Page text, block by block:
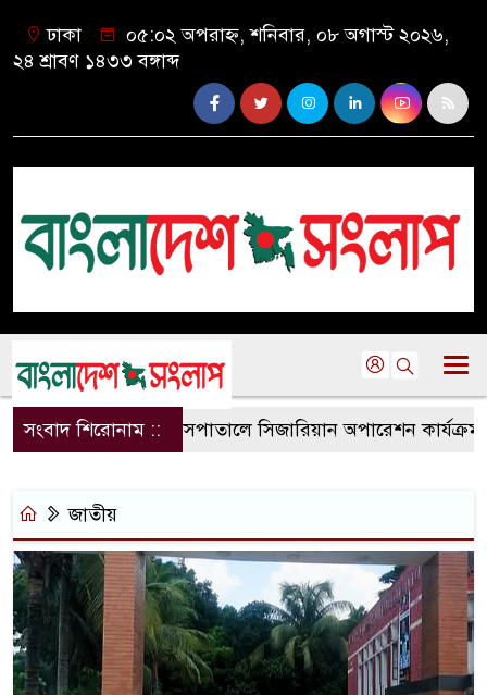
ঢাকা
০৫:০২ অপরাহ্ন, শনিবার, ০৮ অগাস্ট ২০২৬,
২৪ শ্রাবণ ১৪৩৩ বঙ্গাব্দ
সংবাদ শিরোনাম ::
কলাপাড়া হাসপাতালে সিজারিয়ান অপারেশন কার্যক্রম
জাতীয়